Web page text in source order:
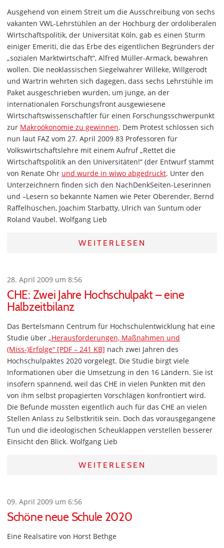
Ausgehend von einem Streit um die Ausschreibung von sechs
vakanten VWL-Lehrstühlen an der Hochburg der ordoliberalen
Wirtschaftspolitik, der Universität Köln, gab es einen Sturm
einiger Emeriti, die das Erbe des eigentlichen Begründers der
„sozialen Marktwirtschaft“, Alfred Müller-Armack, bewahren
wollen. Die neoklassischen Siegelwahrer Willeke, Willgerodt
und Wartrin wehrten sich dagegen, dass sechs Lehrstühle im
Paket ausgeschrieben wurden, um junge, an der
internationalen Forschungsfront ausgewiesene
Wirtschaftswissenschaftler für einen Forschungsschwerpunkt
zur Makroökonomie zu gewinnen. Dem Protest schlossen sich
nun laut FAZ vom 27. April 2009 83 Professoren für
Volkswirtschaftslehre mit einem Aufruf „Rettet die
Wirtschaftspolitik an den Universitäten!“ (der Entwurf stammt
von Renate Ohr und wurde in wiwo abgedruckt. Unter den
Unterzeichnern finden sich den NachDenkSeiten-Leserinnen
und –Lesern so bekannte Namen wie Peter Oberender, Bernd
Raffelhüschen, Joachim Starbatty, Ulrich van Suntum oder
Roland Vaubel. Wolfgang Lieb
WEITERLESEN
28. April 2009 um 8:56
CHE: Zwei Jahre Hochschulpakt – eine
Halbzeitbilanz
Das Bertelsmann Centrum für Hochschulentwicklung hat eine
Studie über „Herausforderungen, Maßnahmen und
(Miss-)Erfolge“ [PDF – 241 KB] nach zwei Jahren des
Hochschulpaktes 2020 vorgelegt. Die Studie birgt viele
Informationen über die Umsetzung in den 16 Ländern. Sie ist
insofern spannend, weil das CHE in vielen Punkten mit den
von ihm selbst propagierten Vorschlägen konfrontiert wird.
Die Befunde müssten eigentlich auch für das CHE an vielen
Stellen Anlass zu Selbstkritik sein. Doch das vorausgegangene
Tun und die ideologischen Scheuklappen verstellen besserer
Einsicht den Blick. Wolfgang Lieb
WEITERLESEN
09. April 2009 um 6:56
Schöne neue Schule 2020
Eine Realsatire von Horst Bethge